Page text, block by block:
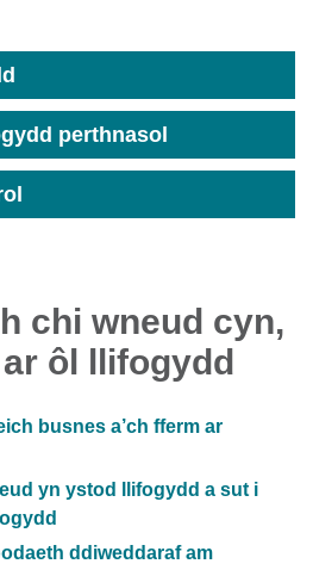
perthnasol
chi wneud cyn,
ôl llifogydd
busnes a’ch fferm ar
yn ystod llifogydd a sut i
ddiweddaraf am